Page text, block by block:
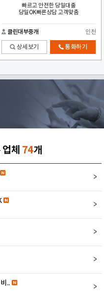
빠르고 안전한 당일대출
당일OK빠른상담 고객맞춤
클린대부중개 인천
상세보기 통화하기
체 74개
..